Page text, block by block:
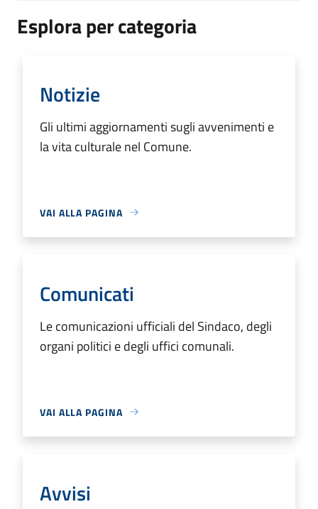
Esplora per categoria
Notizie
Gli ultimi aggiornamenti sugli avvenimenti e
la vita culturale nel Comune.
VAI ALLA PAGINA
Comunicati
Le comunicazioni ufficiali del Sindaco, degli
organi politici e degli uffici comunali.
VAI ALLA PAGINA
Avvisi